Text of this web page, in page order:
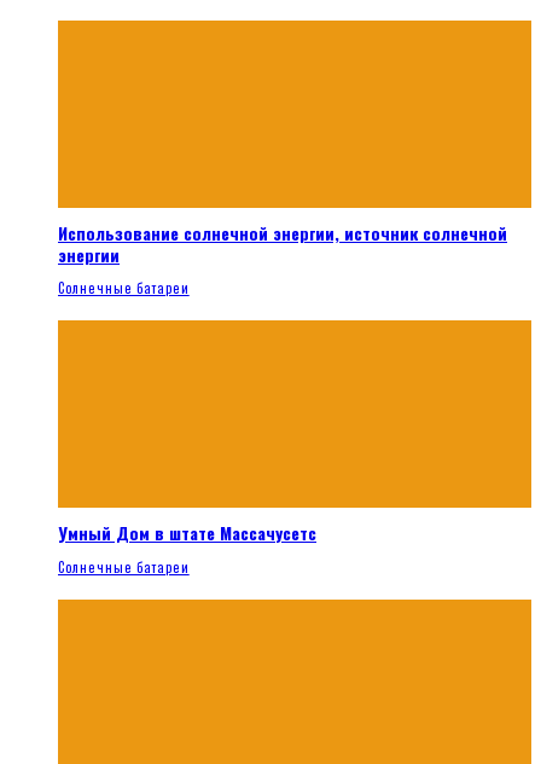
Использование солнечной энергии, источник солнечной
энергии
Солнечные батареи
Умный Дом в штате Массачусетс
Солнечные батареи